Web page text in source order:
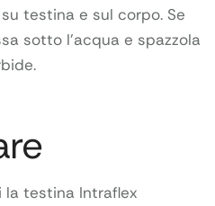
testina e sul corpo. Se
sotto l’acqua e spazzola
la testina Intraflex